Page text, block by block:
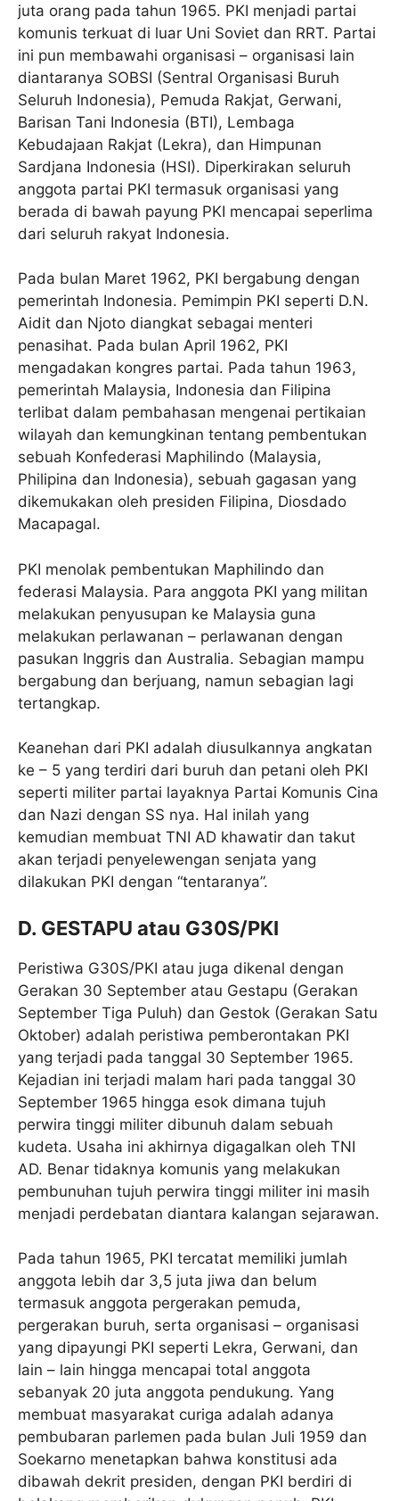
juta orang pada tahun 1965. PKI menjadi partai
komunis terkuat di luar Uni Soviet dan RRT. Partai
ini pun membawahi organisasi – organisasi lain
diantaranya SOBSI (Sentral Organisasi Buruh
Seluruh Indonesia), Pemuda Rakjat, Gerwani,
Barisan Tani Indonesia (BTI), Lembaga
Kebudajaan Rakjat (Lekra), dan Himpunan
Sardjana Indonesia (HSI). Diperkirakan seluruh
anggota partai PKI termasuk organisasi yang
berada di bawah payung PKI mencapai seperlima
dari seluruh rakyat Indonesia.
Pada bulan Maret 1962, PKI bergabung dengan
pemerintah Indonesia. Pemimpin PKI seperti D.N.
Aidit dan Njoto diangkat sebagai menteri
penasihat. Pada bulan April 1962, PKI
mengadakan kongres partai. Pada tahun 1963,
pemerintah Malaysia, Indonesia dan Filipina
terlibat dalam pembahasan mengenai pertikaian
wilayah dan kemungkinan tentang pembentukan
sebuah Konfederasi Maphilindo (Malaysia,
Philipina dan Indonesia), sebuah gagasan yang
dikemukakan oleh presiden Filipina, Diosdado
Macapagal.
PKI menolak pembentukan Maphilindo dan
federasi Malaysia. Para anggota PKI yang militan
melakukan penyusupan ke Malaysia guna
melakukan perlawanan – perlawanan dengan
pasukan Inggris dan Australia. Sebagian mampu
bergabung dan berjuang, namun sebagian lagi
tertangkap.
Keanehan dari PKI adalah diusulkannya angkatan
ke – 5 yang terdiri dari buruh dan petani oleh PKI
seperti militer partai layaknya Partai Komunis Cina
dan Nazi dengan SS nya. Hal inilah yang
kemudian membuat TNI AD khawatir dan takut
akan terjadi penyelewengan senjata yang
dilakukan PKI dengan “tentaranya”.
D. GESTAPU atau G30S/PKI
Peristiwa G30S/PKI atau juga dikenal dengan
Gerakan 30 September atau Gestapu (Gerakan
September Tiga Puluh) dan Gestok (Gerakan Satu
Oktober) adalah peristiwa pemberontakan PKI
yang terjadi pada tanggal 30 September 1965.
Kejadian ini terjadi malam hari pada tanggal 30
September 1965 hingga esok dimana tujuh
perwira tinggi militer dibunuh dalam sebuah
kudeta. Usaha ini akhirnya digagalkan oleh TNI
AD. Benar tidaknya komunis yang melakukan
pembunuhan tujuh perwira tinggi militer ini masih
menjadi perdebatan diantara kalangan sejarawan.
Pada tahun 1965, PKI tercatat memiliki jumlah
anggota lebih dar 3,5 juta jiwa dan belum
termasuk anggota pergerakan pemuda,
pergerakan buruh, serta organisasi – organisasi
yang dipayungi PKI seperti Lekra, Gerwani, dan
lain – lain hingga mencapai total anggota
sebanyak 20 juta anggota pendukung. Yang
membuat masyarakat curiga adalah adanya
pembubaran parlemen pada bulan Juli 1959 dan
Soekarno menetapkan bahwa konstitusi ada
dibawah dekrit presiden, dengan PKI berdiri di